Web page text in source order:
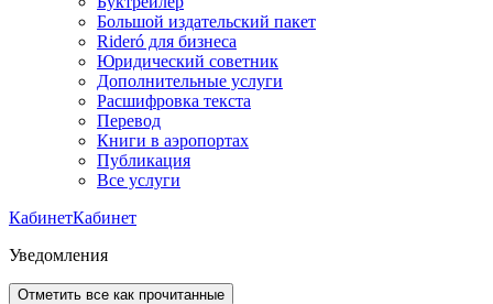
Большой издательский пакет
Rideró для бизнеса
Юридический советник
Дополнительные услуги
Расшифровка текста
Перевод
Книги в аэропортах
Публикация
Все услуги
КабинетКабинет
Уведомления
Отметить все как прочитанные